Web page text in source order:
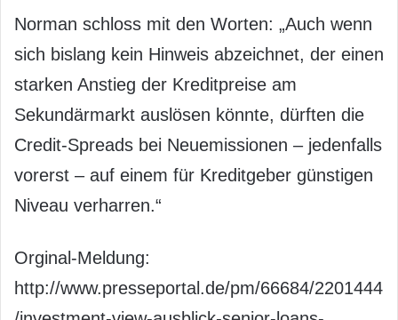
Norman schloss mit den Worten: „Auch wenn
sich bislang kein Hinweis abzeichnet, der einen
starken Anstieg der Kreditpreise am
Sekundärmarkt auslösen könnte, dürften die
Credit-Spreads bei Neuemissionen – jedenfalls
vorerst – auf einem für Kreditgeber günstigen
Niveau verharren.“
Orginal-Meldung:
http://www.presseportal.de/pm/66684/2201444